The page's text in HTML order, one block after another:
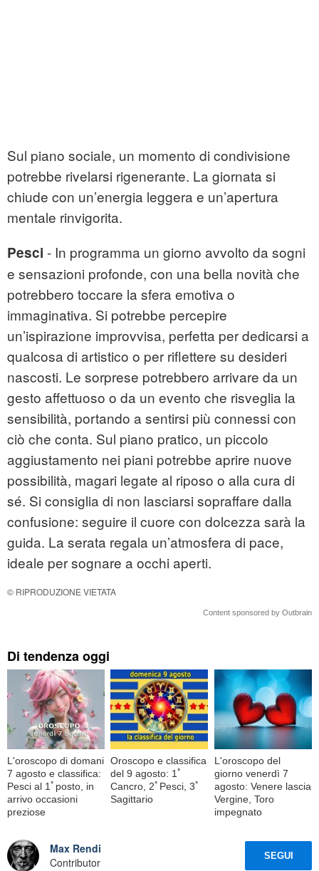
Sul piano sociale, un momento di condivisione
potrebbe rivelarsi rigenerante. La giornata si
chiude con un’energia leggera e un’apertura
mentale rinvigorita.
Pesci - In programma un giorno avvolto da sogni
e sensazioni profonde, con una bella novità che
potrebbero toccare la sfera emotiva o
immaginativa. Si potrebbe percepire
un’ispirazione improvvisa, perfetta per dedicarsi a
qualcosa di artistico o per riflettere su desideri
nascosti. Le sorprese potrebbero arrivare da un
gesto affettuoso o da un evento che risveglia la
sensibilità, portando a sentirsi più connessi con
ciò che conta. Sul piano pratico, un piccolo
aggiustamento nei piani potrebbe aprire nuove
possibilità, magari legate al riposo o alla cura di
sé. Si consiglia di non lasciarsi sopraffare dalla
confusione: seguire il cuore con dolcezza sarà la
guida. La serata regala un’atmosfera di pace,
ideale per sognare a occhi aperti.
© RIPRODUZIONE VIETATA
Content sponsored by Outbrain
Di tendenza oggi
L'oroscopo di domani
7 agosto e classifica:
Pesci al 1ﾟposto, in
arrivo occasioni
preziose
Oroscopo e classifica
del 9 agosto: 1ﾟ
Cancro, 2ﾟPesci, 3ﾟ
Sagittario
L'oroscopo del
giorno venerdì 7
agosto: Venere lascia
Vergine, Toro
impegnato
Max Rendi
Contributor
SEGUI